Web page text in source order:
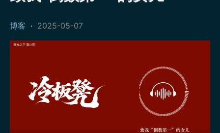
博客 · 2025-05-07